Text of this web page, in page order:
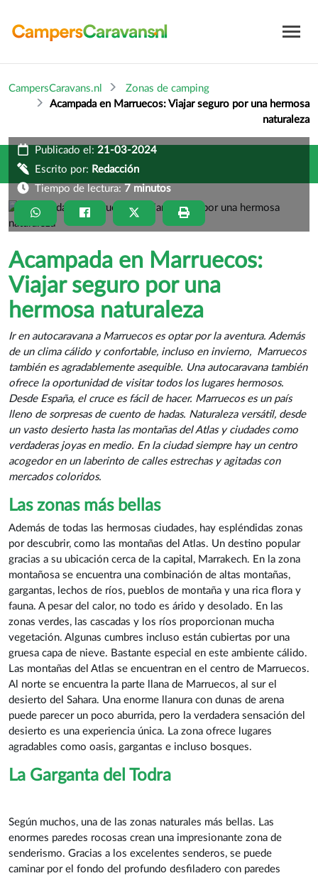
CampersCaravans.nl
Zonas de camping
Acampada en Marruecos: Viajar seguro por una hermosa
naturaleza
Publicado el: 21-03-2024
Escrito por: Redacción
Tiempo de lectura: 7 minutos
Acampada en Marruecos:
Viajar seguro por una
hermosa naturaleza
Ir en autocaravana a Marruecos es optar por la aventura. Además
de un clima cálido y confortable, incluso en invierno, Marruecos
también es agradablemente asequible. Una autocaravana también
ofrece la oportunidad de visitar todos los lugares hermosos.
Desde España, el cruce es fácil de hacer. Marruecos es un país
lleno de sorpresas de cuento de hadas. Naturaleza versátil, desde
un vasto desierto hasta las montañas del Atlas y ciudades como
verdaderas joyas en medio. En la ciudad siempre hay un centro
acogedor en un laberinto de calles estrechas y agitadas con
mercados coloridos.
Las zonas más bellas
Además de todas las hermosas ciudades, hay espléndidas zonas
por descubrir, como las montañas del Atlas. Un destino popular
gracias a su ubicación cerca de la capital, Marrakech. En la zona
montañosa se encuentra una combinación de altas montañas,
gargantas, lechos de ríos, pueblos de montaña y una rica flora y
fauna. A pesar del calor, no todo es árido y desolado. En las
zonas verdes, las cascadas y los ríos proporcionan mucha
vegetación. Algunas cumbres incluso están cubiertas por una
gruesa capa de nieve. Bastante especial en este ambiente cálido.
Las montañas del Atlas se encuentran en el centro de Marruecos.
Al norte se encuentra la parte llana de Marruecos, al sur el
desierto del Sahara. Una enorme llanura con dunas de arena
puede parecer un poco aburrida, pero la verdadera sensación del
desierto es una experiencia única. La zona ofrece lugares
agradables como oasis, gargantas e incluso bosques.
La Garganta del Todra
Según muchos, una de las zonas naturales más bellas. Las
enormes paredes rocosas crean una impresionante zona de
senderismo. Gracias a los excelentes senderos, se puede
caminar por el fondo del profundo desfiladero con paredes